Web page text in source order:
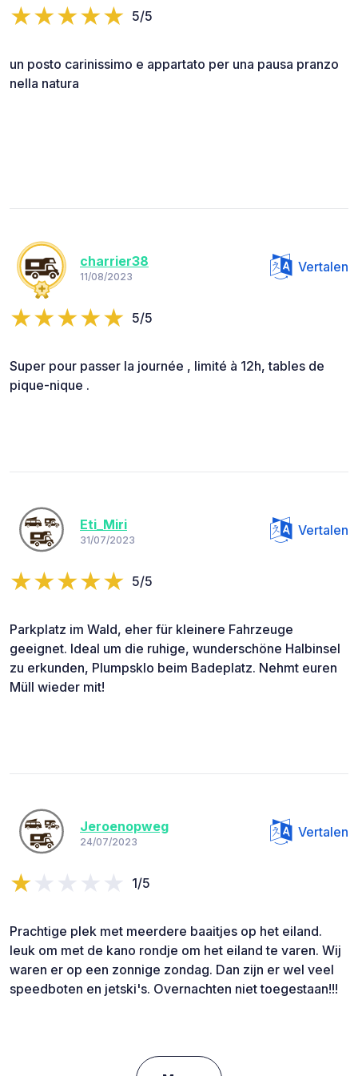
5/5
un posto carinissimo e appartato per una pausa pranzo
nella natura
charrier38
11/08/2023
Vertalen
5/5
Super pour passer la journée , limité à 12h, tables de
pique-nique .
Eti_Miri
31/07/2023
Vertalen
5/5
Parkplatz im Wald, eher für kleinere Fahrzeuge
geeignet. Ideal um die ruhige, wunderschöne Halbinsel
zu erkunden, Plumpsklo beim Badeplatz. Nehmt euren
Müll wieder mit!
Jeroenopweg
24/07/2023
Vertalen
1/5
Prachtige plek met meerdere baaitjes op het eiland.
leuk om met de kano rondje om het eiland te varen. Wij
waren er op een zonnige zondag. Dan zijn er wel veel
speedboten en jetski's. Overnachten niet toegestaan!!!